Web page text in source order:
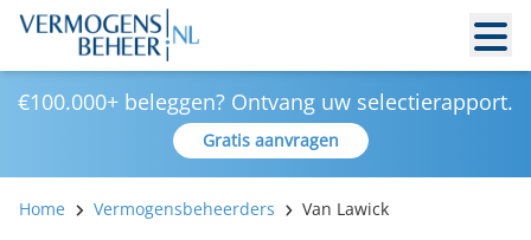
€100.000+ beleggen? Ontvang uw selectierapport.
Gratis aanvragen
Home Vermogensbeheerders
Van Lawick